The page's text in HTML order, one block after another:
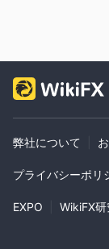
ーに常に情報を
に、デモ口座が
は Loyal
0557253 に基づ
弊社について
プライバシーポリ
EXPO WikiFX